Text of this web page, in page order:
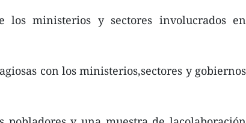
los ministerios y sectores involucrados en
con los ministerios,sectores y gobiernos